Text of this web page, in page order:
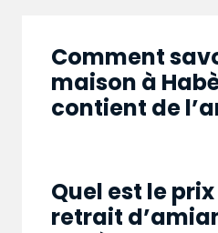
Comment
maison à
contient de
Quel est le prix
retrait